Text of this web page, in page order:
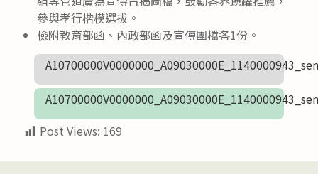
參與孝行楷模選拔。
檢附教育部函、內政部函及宣傳團檔各1份。
Post Views: 169